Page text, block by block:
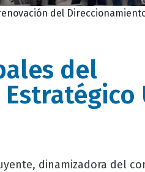
del
del
dinamizadora del